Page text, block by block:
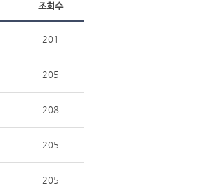
조회수
201
205
208
205
205